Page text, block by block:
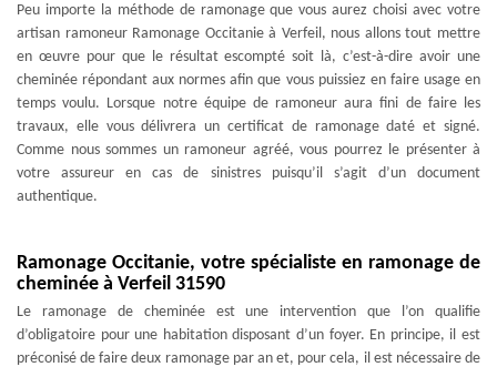
Peu importe la méthode de ramonage que vous aurez choisi avec votre
artisan ramoneur Ramonage Occitanie à Verfeil, nous allons tout mettre
en œuvre pour que le résultat escompté soit là, c’est-à-dire avoir une
cheminée répondant aux normes afin que vous puissiez en faire usage en
temps voulu. Lorsque notre équipe de ramoneur aura fini de faire les
travaux, elle vous délivrera un certificat de ramonage daté et signé.
Comme nous sommes un ramoneur agréé, vous pourrez le présenter à
votre assureur en cas de sinistres puisqu’il s’agit d’un document
authentique.
Ramonage Occitanie, votre spécialiste en ramonage de
cheminée à Verfeil 31590
Le ramonage de cheminée est une intervention que l’on qualifie
d’obligatoire pour une habitation disposant d’un foyer. En principe, il est
préconisé de faire deux ramonage par an et, pour cela, il est nécessaire de